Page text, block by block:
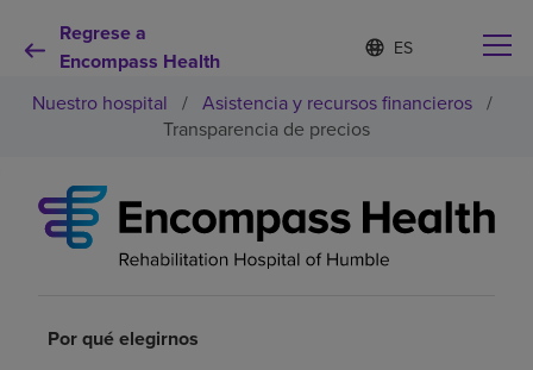
Regrese a
Encompass Health
Lista
de
idiomas
contraída
d
o
m
e
c
Por qué debe elegirnos
Servicios de rehabilitación
Pacientes y cuidadores
Nuestro hospital / Asistencia y recursos financieros /
Transparencia de precios
Por qué elegirnos